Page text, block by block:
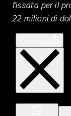
fissata per il
22 milioni di